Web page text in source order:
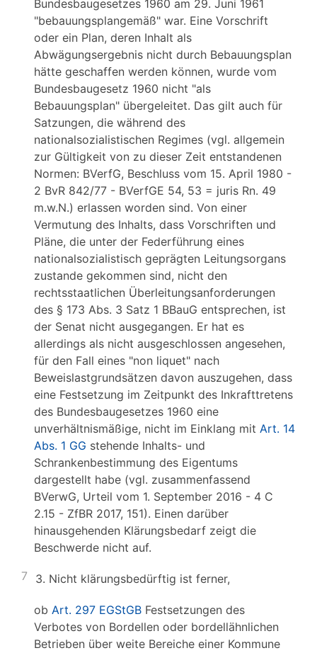
Bundesbaugesetzes 1960 am 29. Juni 1961
"bebauungsplangemäß" war. Eine Vorschrift
oder ein Plan, deren Inhalt als
Abwägungsergebnis nicht durch Bebauungsplan
hätte geschaffen werden können, wurde vom
Bundesbaugesetz 1960 nicht "als
Bebauungsplan" übergeleitet. Das gilt auch für
Satzungen, die während des
nationalsozialistischen Regimes (vgl. allgemein
zur Gültigkeit von zu dieser Zeit entstandenen
Normen: BVerfG, Beschluss vom 15. April 1980 -
2 BvR 842/77 - BVerfGE 54, 53 = juris Rn. 49
m.w.N.) erlassen worden sind. Von einer
Vermutung des Inhalts, dass Vorschriften und
Pläne, die unter der Federführung eines
nationalsozialistisch geprägten Leitungsorgans
zustande gekommen sind, nicht den
rechtsstaatlichen Überleitungsanforderungen
des § 173 Abs. 3 Satz 1 BBauG entsprechen, ist
der Senat nicht ausgegangen. Er hat es
allerdings als nicht ausgeschlossen angesehen,
für den Fall eines "non liquet" nach
Beweislastgrundsätzen davon auszugehen, dass
eine Festsetzung im Zeitpunkt des Inkrafttretens
des Bundesbaugesetzes 1960 eine
unverhältnismäßige, nicht im Einklang mit Art. 14
Abs. 1 GG stehende Inhalts- und
Schrankenbestimmung des Eigentums
dargestellt habe (vgl. zusammenfassend
BVerwG, Urteil vom 1. September 2016 - 4 C
2.15 - ZfBR 2017, 151). Einen darüber
hinausgehenden Klärungsbedarf zeigt die
Beschwerde nicht auf.
7
3. Nicht klärungsbedürftig ist ferner,
ob Art. 297 EGStGB Festsetzungen des
Verbotes von Bordellen oder bordellähnlichen
Betrieben über weite Bereiche einer Kommune